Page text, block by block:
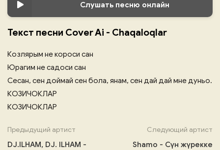
Слушать песню онлайн
Текст песни Cover Ai - Chaqaloqlar
Козлярым не короси сан
Юрагим не садоси сан
Сесан, сен доймай сен бола, янам, сен дай дай мне дуньо.
КОЗИЧОКЛАР
КОЗИЧОКЛАР
Предыдущий артист
DJ.ILHAM, DJ. ILHAM -
Следующий артист
Shamo - Сүн жүрекке